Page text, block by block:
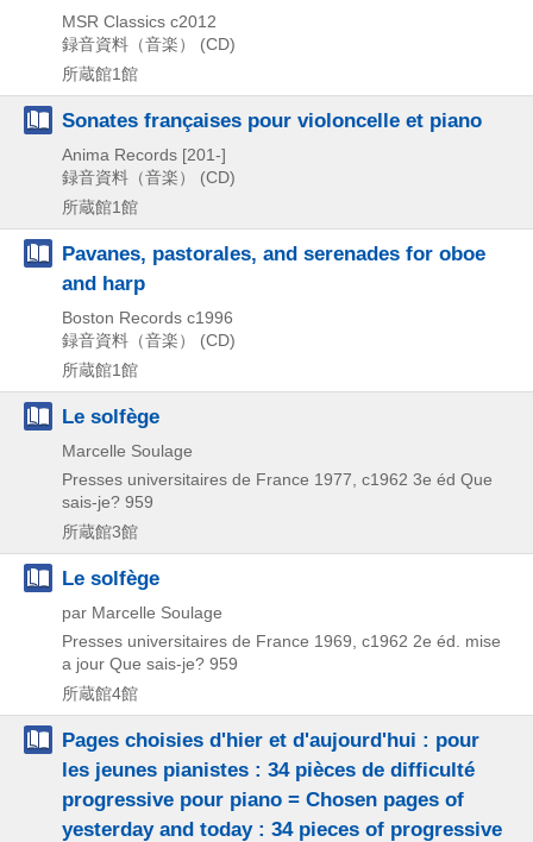
MSR Classics c2012
録音資料（音楽） (CD)
所蔵館1館
Sonates françaises pour violoncelle et piano
Anima Records [201-]
録音資料（音楽） (CD)
所蔵館1館
Pavanes, pastorales, and serenades for oboe
and harp
Boston Records c1996
録音資料（音楽） (CD)
所蔵館1館
Le solfège
Marcelle Soulage
Presses universitaires de France 1977, c1962 3e éd Que
sais-je? 959
所蔵館3館
Le solfège
par Marcelle Soulage
Presses universitaires de France 1969, c1962 2e éd. mise
a jour Que sais-je? 959
所蔵館4館
Pages choisies d'hier et d'aujourd'hui : pour
les jeunes pianistes : 34 pièces de difficulté
progressive pour piano = Chosen pages of
yesterday and today : 34 pieces of progressive